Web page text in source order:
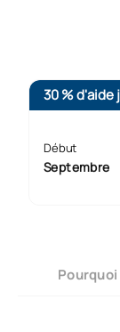
30 % d'aide
Début
Septembre
Pourquoi